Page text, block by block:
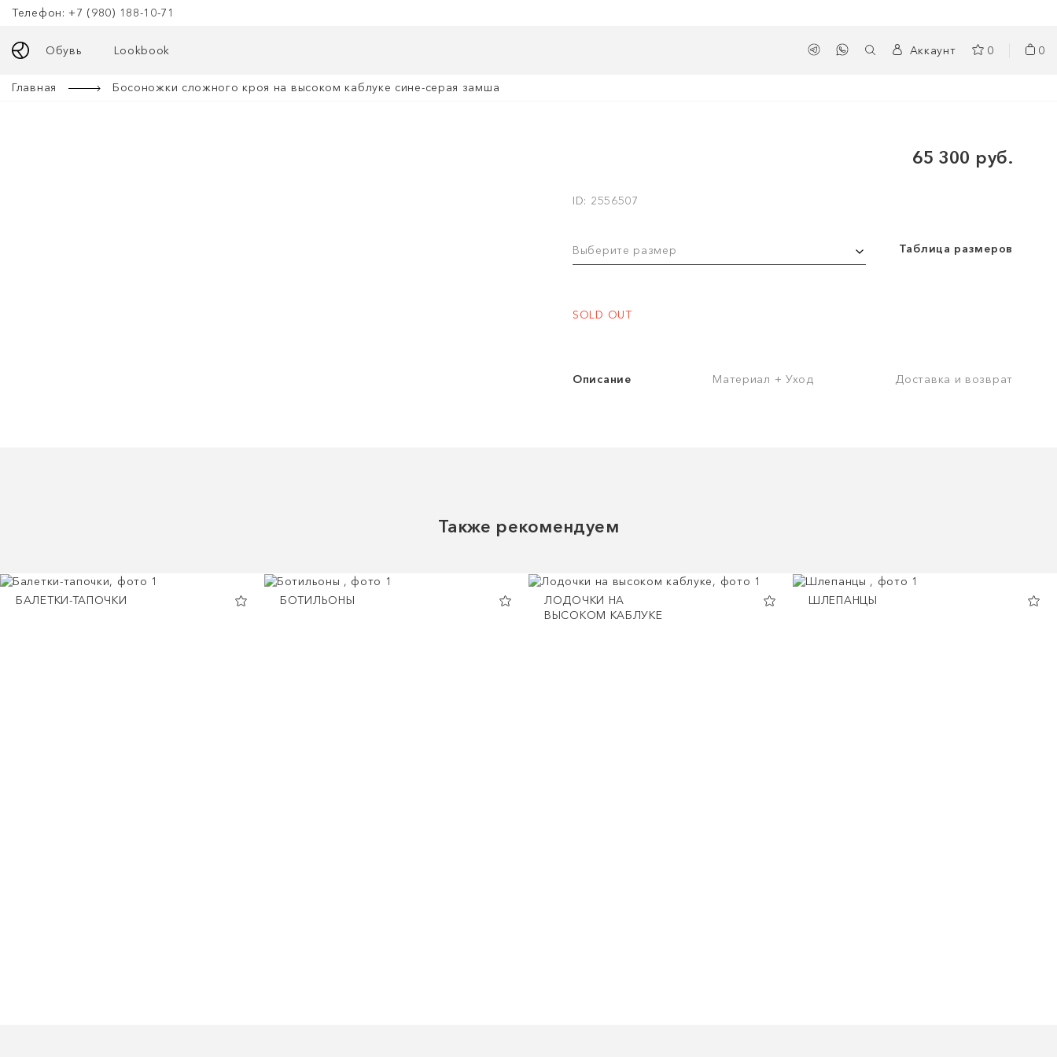
Телефон: +7 (980) 188-10-71
Обувь Lookbook Аккаунт 0 0
Главная Босоножки сложного кроя на высоком каблуке сине-серая замша
65 300 руб.
ID: 2556507
Выберите размер Таблица размеров
SOLD OUT
Описание Материал + Уход Доставка и возврат
Также рекомендуем
БАЛЕТКИ-ТАПОЧКИ БОТИЛЬОНЫ
ЛОДОЧКИ НА
ВЫСОКОМ КАБЛУКЕ
ШЛЕПАНЦЫ